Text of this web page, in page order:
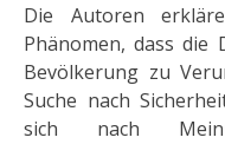
Die Autoren
Phänomen, dass
Bevölke­rung zu
Suche nach
sich nach